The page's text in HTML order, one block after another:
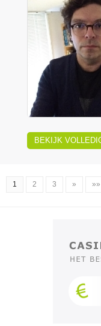
BEKIJK
1 2 3 » »»